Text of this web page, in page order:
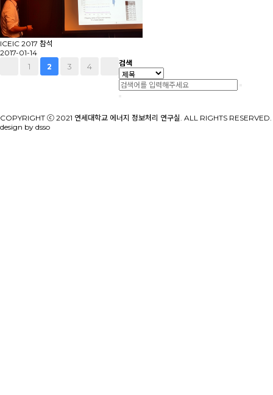
ICEIC 2017 참석
2017-01-14
1 2 3 4 검색
COPYRIGHT ⓒ 2021 연세대학교 에너지 정보처리 연구실. ALL RIGHTS RESERVED.
design by dsso